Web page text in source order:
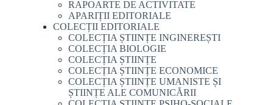
RAPOARTE DE ACTIVITATE
APARIȚII EDITORIALE
COLECȚII EDITORIALE
COLECȚIA ȘTIINȚE INGINEREȘTI
COLECȚIA BIOLOGIE
COLECȚIA ȘTIINȚE
COLECȚIA ȘTIINȚE ECONOMICE
COLECȚIA ȘTIINȚE UMANISTE ȘI
ȘTIINȚE ALE COMUNICĂRII